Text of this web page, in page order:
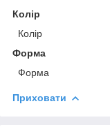
Колір
Колір
Форма
Форма
Приховати